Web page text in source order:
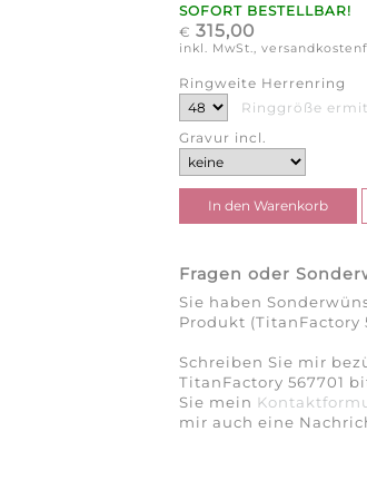
SOFORT BESTELLBAR!
€ 315,00
inkl. MwSt.,
Ringweite Herrenring
Ringgröße
Gravur incl.
Fragen oder
Sie haben
Produkt (TitanFactory
Schreiben Sie mir
TitanFactory 567701
Sie mein
mir auch eine